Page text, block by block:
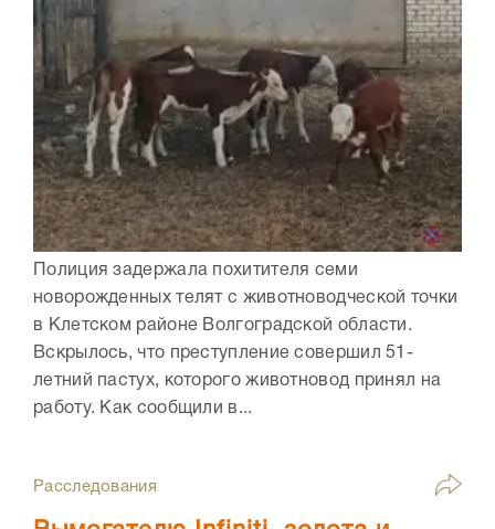
Полиция задержала похитителя семи
новорожденных телят с животноводческой точки
в Клетском районе Волгоградской области.
Вскрылось, что преступление совершил 51-
летний пастух, которого животновод принял на
работу. Как сообщили в...
Расследования